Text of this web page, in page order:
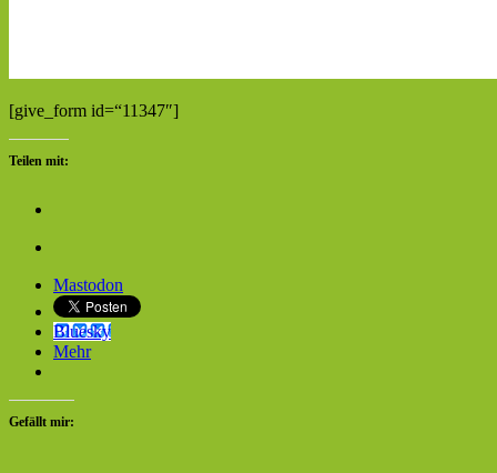
[give_form id=“11347″]
Teilen mit:
Mastodon
Bluesky
Mehr
Gefällt mir: